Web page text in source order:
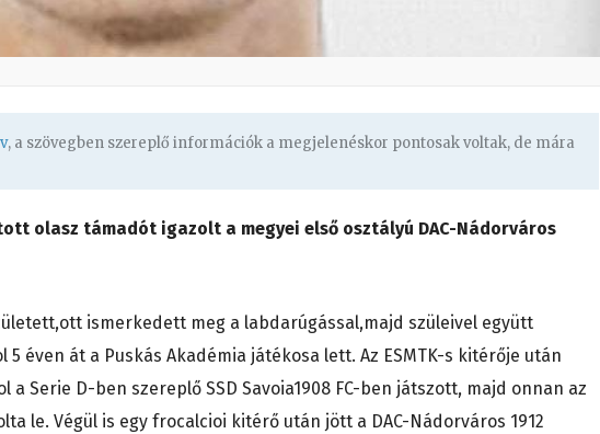
, a szövegben szereplő információk a megjelenéskor pontosak voltak, de mára
olasz támadót igazolt a megyei első osztályú DAC-Nádorváros
ismerkedett meg a labdarúgással,majd szüleivel együtt
éven át a Puskás Akadémia játékosa lett. Az ESMTK-s kitérője után
a Serie D-ben szereplő SSD Savoia1908 FC-ben játszott, majd onnan az
le. Végül is egy frocalcioi kitérő után jött a DAC-Nádorváros 1912